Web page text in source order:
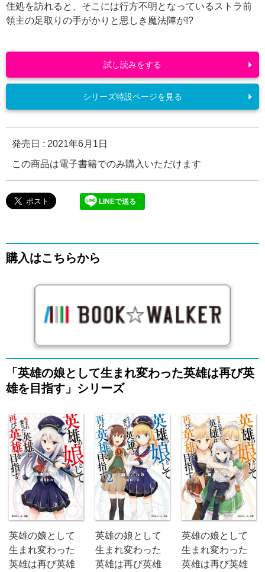
住処を訪れると、そこには行方不明となっているストラ前
領主の足取りの手がかりと思しき魔法陣が!?
発売日 : 2021年6月1日
この商品は電子書籍でのみ購入いただけます
LINEで送る
試し読みをする
シリーズ特設ページを見る
購入はこちらから
「英雄の娘として生まれ変わった英雄は再び英
雄を目指す」シリーズ
英雄の娘として
生まれ変わった
英雄は再び英雄
英雄の娘として
生まれ変わった
英雄は再び英雄
英雄の娘として
生まれ変わった
英雄は再び英雄